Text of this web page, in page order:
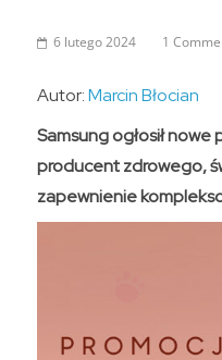
6 lutego 2024 1
Autor:Marcin Błocian
Samsung ogłosił
producent zdrowego,
zapewnienie